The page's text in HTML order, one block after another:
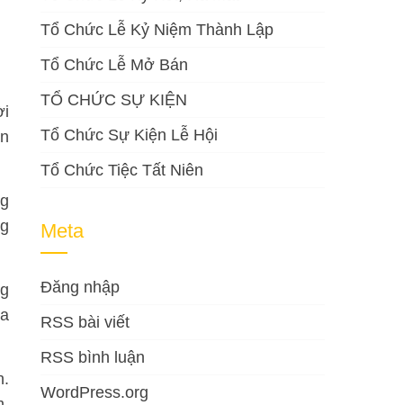
Tổ Chức Lễ Kỷ Niệm Thành Lập
Tổ Chức Lễ Mở Bán
TỔ CHỨC SỰ KIỆN
Tổ Chức Sự Kiện Lễ Hội
Tổ Chức Tiệc Tất Niên
Meta
Đăng nhập
RSS bài viết
RSS bình luận
WordPress.org